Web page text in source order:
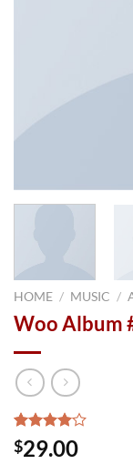
HOME / MUSIC /
Woo Album
Rated
4.00out
1
$29.00